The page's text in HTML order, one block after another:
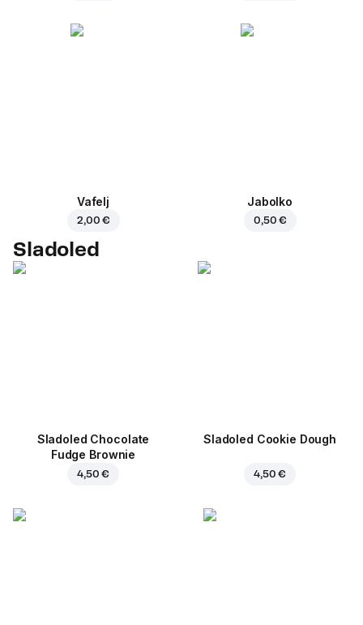
Vafelj
2,00 €
Jabolko
0,50 €
Sladoled
Sladoled Chocolate
Fudge Brownie
4,50 €
Sladoled Cookie Dough
4,50 €